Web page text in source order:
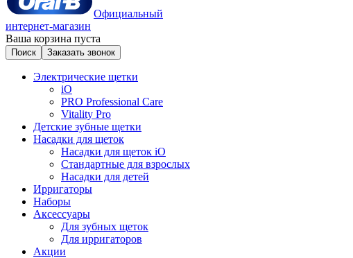
Официальный
интернет-магазин
Ваша корзина пуста
Поиск Заказать звонок
Электрические щетки
iO
PRO Professional Care
Vitality Pro
Детские зубные щетки
Насадки для щеток
Насадки для щеток iO
Стандартные для взрослых
Насадки для детей
Ирригаторы
Наборы
Аксессуары
Для зубных щеток
Для ирригаторов
Акции